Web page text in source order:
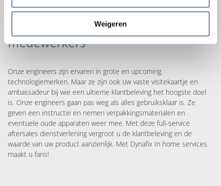
Weigeren
Maak fans van uw klanten of
medewerkers
Onze engineers zijn ervaren in grote en upcoming
technologiemerken. Maar ze zijn ook uw vaste visitekaartje en
ambassadeur bij wie een ultieme klantbeleving het hoogste doel
is. Onze engineers gaan pas weg als alles gebruiksklaar is. Ze
geven een instructie en nemen verpakkingsmaterialen en
eventuele oude apparaten weer mee. Met deze full-service
aftersales dienstverlening vergroot u de klantbeleving en de
waarde van uw product aanzienlijk. Met Dynafix In home services
maakt u fans!